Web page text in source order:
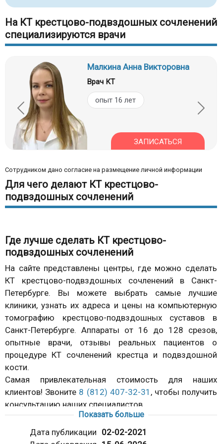
На КТ крестцово-подвздошных сочленений
специализируются врачи
Малкина Анна Викторовна
Врач КТ
опыт 16 лет
ЗАПИСАТЬСЯ
Сотрудником дано согласие на размещение личной информации
Для чего делают КТ крестцово-
подвздошных сочленений
Где лучше сделать КТ крестцово-
подвздошных сочленений
На сайте представлены центры, где можно сделать
КТ крестцово-подвздошных сочленений в Санкт-
Петербурге. Вы можете выбрать самые лучшие
клиники, узнать их адреса и цены на компьютерную
томографию крестцово-подвздошных суставов в
Санкт-Петербурге. Аппараты от 16 до 128 срезов,
опытные врачи, отзывы реальных пациентов о
процедуре КТ сочленений крестца и подвздошной
кости.
Самая привлекательная стоимость для наших
клиентов! Звоните 8 (812) 407-32-31 , чтобы получить
консультацию наших специалистов.
Визуализация локальных изменений в
сакроилеальных суставах имеет существенное
Показать больше
Дата публикации 02-02-2021